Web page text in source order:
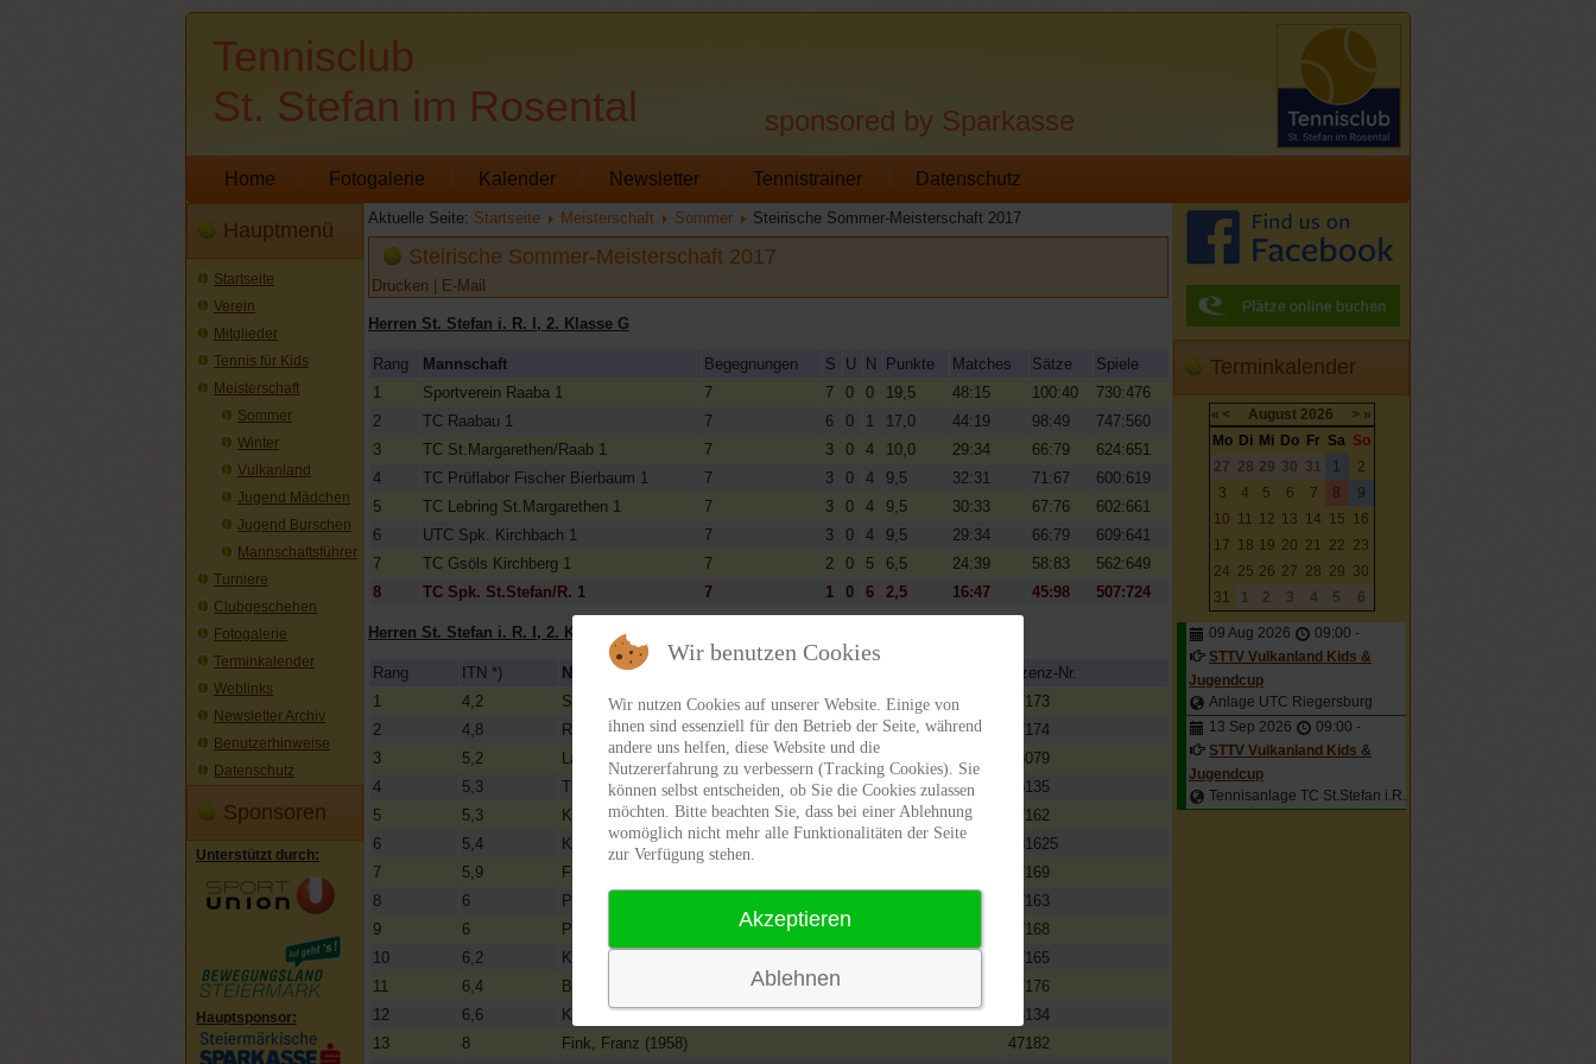
Tennisclub
St. Stefan im Rosental
sponsored by Sparkasse
Home Fotogalerie Kalender Newsletter Tennistrainer Datenschutz
Hauptmenü
Startseite
Verein
Mitglieder
Tennis für Kids
Meisterschaft
Sommer
Winter
Vulkanland
Jugend Mädchen
Jugend Burschen
Mannschaftsführer
Turniere
Clubgeschehen
Fotogalerie
Terminkalender
Weblinks
Newsletter Archiv
Benutzerhinweise
Datenschutz
Sponsoren
Unterstützt durch:
Hauptsponsor:
Aktuelle Seite: Startseite Meisterschaft Sommer Steirische Sommer-Meisterschaft 2017
Steirische Sommer-Meisterschaft 2017
Drucken E-Mail
Herren St. Stefan i. R. I, 2. Klasse G
Rang Mannschaft Begegnungen S U N Punkte Matches Sätze
Spiele
1
Sportverein Raaba 1 7 7 0 0 19,5 48:15 100:40
730:476
2
TC Raabau 1 7 6 0 1 17,0 44:19 98:49
747:560
3
TC St.Margarethen/Raab 1 7 3 0 4 10,0 29:34 66:79
624:651
4
TC Prüflabor Fischer Bierbaum 1 7 3 0 4 9,5 32:31 71:67
600:619
5
TC Lebring St.Margarethen 1 7 3 0 4 9,5 30:33 67:76
602:661
6
UTC Spk. Kirchbach 1 7 3 0 4 9,5 29:34 66:79
609:641
7
TC Gsöls Kirchberg 1 7 2 0 5 6,5 24:39 58:83
562:649
8
TC Spk. St.Stefan/R. 1 7 1 0 6 2,5 16:47 45:98 507:724
Herren St. Stefan i. R. I, 2. Klasse G
Rang ITN *) Name (Jg. - Nat.)
Lizenz-Nr.
1
4,2 Scherr, Markus (1979)
47173
2
4,8 Rauch, Albert (1979)
47174
3
5,2 Ladenstein, Dietmar (1977)
45079
4
5,3 Trummer, Siegfried (1974)
65135
5
5,3 Kaufmann, Karl (1963)
47162
6
5,4 Kagerbauer, Christoph (1990)
331625
7
5,9 Frank, Marko (1981)
47169
8
6 Preininger, Gerald (1957)
47163
9
6 Pein, Wolfgang (1974)
47168
10
6,2 Konrad, Robert (1974)
47165
11
6,4 Bauer, Jürgen (1983)
47176
12
6,6 Konrad, Emmerich (1971)
65134
13
8 Fink, Franz (1958)
47182
Terminkalender
« < August 2026 > »
Mo Di Mi Do Fr Sa So
27 28 29 30 31 1
2
3
4 5 6 7 8
9
10 11 12 13 14 15 16
17 18 19 20 21 22 23
24 25 26 27 28 29 30
31
1 2 3 4 5 6
09 Aug 2026 09:00 -
STTV Vulkanland Kids &
Jugendcup
Anlage UTC Riegersburg
13 Sep 2026
09:00 -
STTV Vulkanland Kids &
Jugendcup
Tennisanlage TC St.Stefan i.R.
Wir benutzen Cookies
Wir nutzen Cookies auf unserer Website. Einige von
ihnen sind essenziell für den Betrieb der Seite, während
andere uns helfen, diese Website und die
Nutzererfahrung zu verbessern (Tracking Cookies). Sie
können selbst entscheiden, ob Sie die Cookies zulassen
möchten. Bitte beachten Sie, dass bei einer Ablehnung
womöglich nicht mehr alle Funktionalitäten der Seite
zur Verfügung stehen.
Akzeptieren
Ablehnen